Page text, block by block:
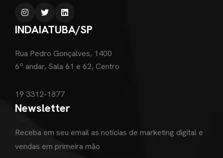
INDAIATUBA/SP
Rua Pedro Gonçalves, 1400
6º andar, Sala 61 e 62, Centro
19 3312-1877
Newsletter
Receba em seu email as notícias de marketing digital e
vendas em primeira mão